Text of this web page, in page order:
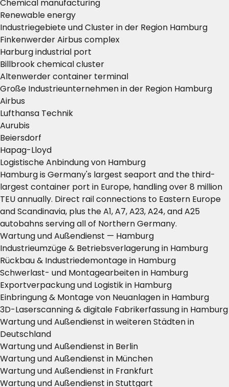
Chemical manufacturing
Renewable energy
Industriegebiete und Cluster in der Region Hamburg
Finkenwerder Airbus complex
Harburg industrial port
Billbrook chemical cluster
Altenwerder container terminal
Große Industrieunternehmen in der Region Hamburg
Airbus
Lufthansa Technik
Aurubis
Beiersdorf
Hapag-Lloyd
Logistische Anbindung von Hamburg
Hamburg is Germany's largest seaport and the third-
largest container port in Europe, handling over 8 million
TEU annually. Direct rail connections to Eastern Europe
and Scandinavia, plus the A1, A7, A23, A24, and A25
autobahns serving all of Northern Germany.
Wartung und Außendienst — Hamburg
Industrieumzüge & Betriebsverlagerung in Hamburg
Rückbau & Industriedemontage in Hamburg
Schwerlast- und Montagearbeiten in Hamburg
Exportverpackung und Logistik in Hamburg
Einbringung & Montage von Neuanlagen in Hamburg
3D-Laserscanning & digitale Fabrikerfassung in Hamburg
Wartung und Außendienst in weiteren Städten in
Deutschland
Wartung und Außendienst in Berlin
Wartung und Außendienst in München
Wartung und Außendienst in Frankfurt
Wartung und Außendienst in Stuttgart